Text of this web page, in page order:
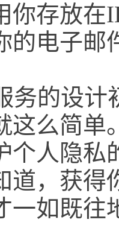
你存放在
的电子邮
务的设计
这么简单
个人隐私
道，获得
一如既往